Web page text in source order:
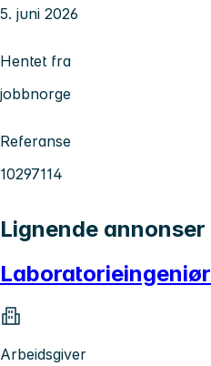
5. juni 2026
Hentet fra
jobbnorge
Referanse
10297114
Lignende annonser
Arbeidsgiver